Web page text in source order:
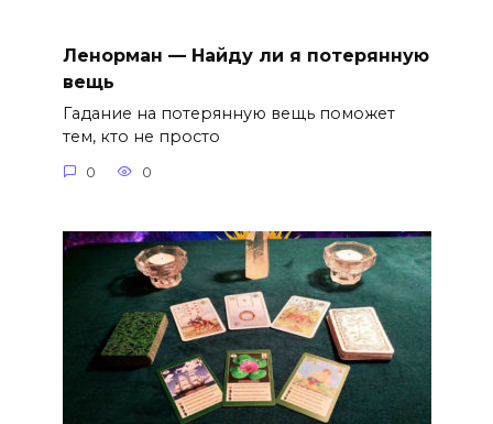
Ленорман — Найду ли я потерянную
вещь
Гадание на потерянную вещь поможет
тем, кто не просто
0 0